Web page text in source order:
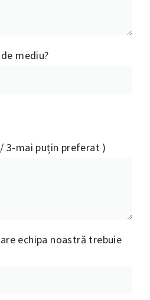
mediu?
3-mai puțin preferat )
echipa noastră trebuie